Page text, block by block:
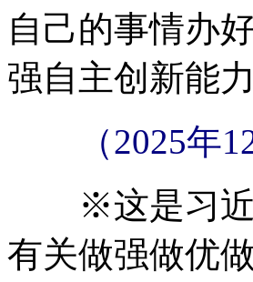
自己的事情办
强自主创新能
（2025年
※这是习
有关做强做优